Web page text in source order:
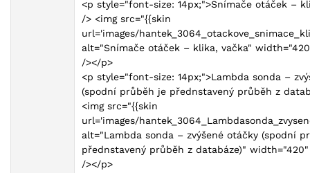
<p style="font-size: 14px;">Snímače otáček –
/> <img src="{{skin
url='images/
alt="Snímače otáček – klika, vačka"
/></p>
<p style="font-size: 14px;">Lambda sonda –
(spodní průběh je přednstavený průběh z
<img src="{{skin
url='images/
alt="Lambda sonda – zvýšené otáčky (spodní
přednstavený průběh z databáze)"
/></p>